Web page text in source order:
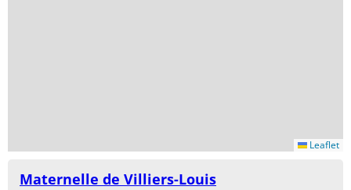
Leaflet
Maternelle de Villiers-Louis